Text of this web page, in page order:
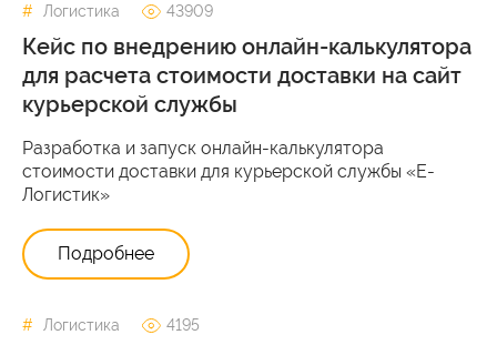
Логистика 43909
Кейс по внедрению онлайн-калькулятора
для расчета стоимости доставки на сайт
курьерской службы
Разработка и запуск онлайн-калькулятора
стоимости доставки для курьерской службы «Е-
Логистик»
Подробнее
Логистика 4195